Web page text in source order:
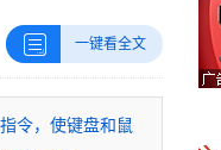
一键看全文
令，使键盘和鼠